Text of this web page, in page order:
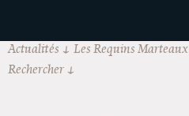
Actualités Les Requins Marteaux
Rechercher